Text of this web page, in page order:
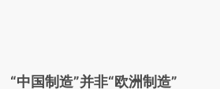
“中国制造”并非“欧洲制造”